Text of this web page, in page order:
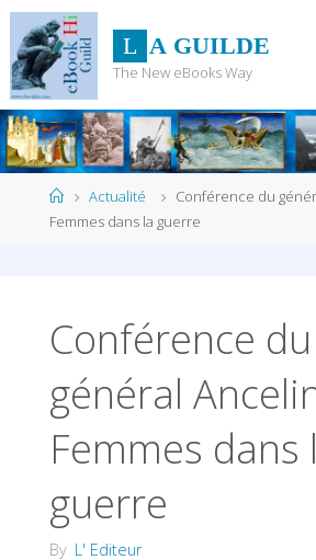
Skip
content
L A GUILDE
The New eBooks Way
HomeActualité
Conférence du
Femmes dans la guerre
Conférence du
général
Femmes dans
guerre
By L' Editeur